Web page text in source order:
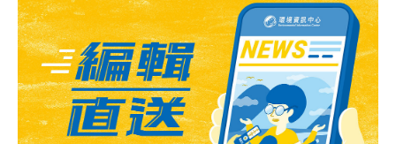
企業對環境污染進行生態修復；同時將案件移送前郭縣公
安局追究刑事責任。目前，坑內油土已分兩次轉移至危廢
處理站，含油污水轉至臨時貯存點909立方米、抽至聯合
站處理回注400立方米。地下水修復方案已由吉林省地質
環境監測總站提出，土壤生態修整方案正由吉林省環境科
學研究院編制，處置工作正在進行中。